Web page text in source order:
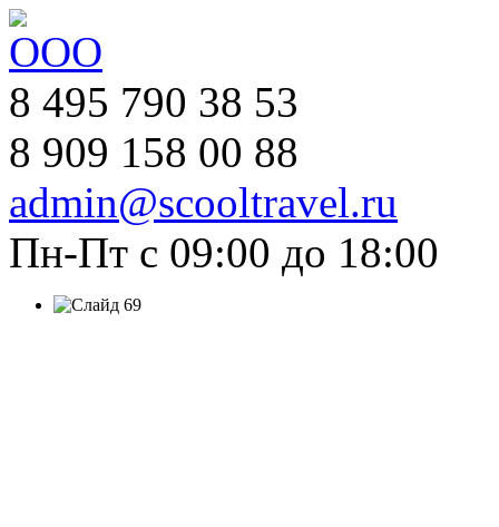
8 495 790 38 53
8 909 158 00 88
admin@scooltravel.ru
Пн-Пт с 09:00 до 18:00